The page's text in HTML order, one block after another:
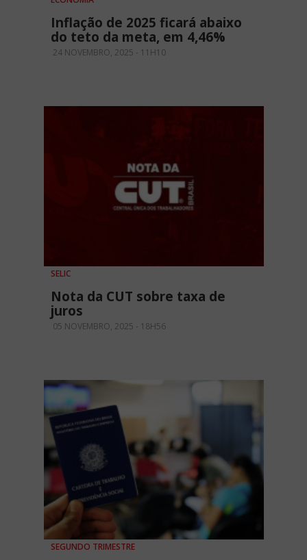
Inflação de 2025 ficará abaixo
do teto da meta, em 4,46%
24 NOVEMBRO, 2025 - 11H10
SELIC
Nota da CUT sobre taxa de
juros
05 NOVEMBRO, 2025 - 18H56
SEGUNDO TRIMESTRE